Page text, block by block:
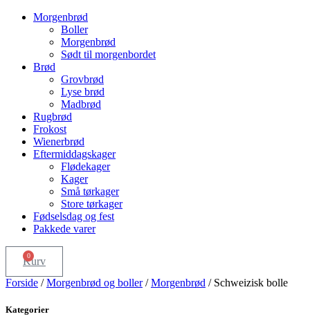
Morgenbrød
Boller
Morgenbrød
Sødt til morgenbordet
Brød
Grovbrød
Lyse brød
Madbrød
Rugbrød
Frokost
Wienerbrød
Eftermiddagskager
Flødekager
Kager
Små tørkager
Store tørkager
Fødselsdag og fest
Pakkede varer
0
Kurv
Forside /Morgenbrød og boller/Morgenbrød / Schweizisk bolle
Kategorier